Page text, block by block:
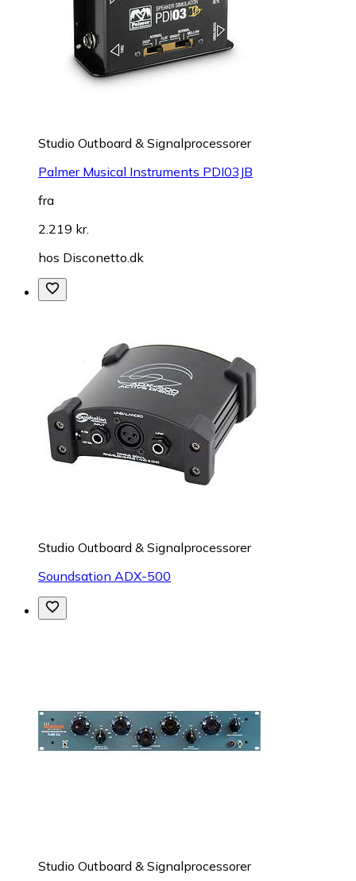
Studio Outboard & Signalprocessorer
Palmer Musical Instruments PDI03JB
fra
2.219 kr.
hos Disconetto.dk
Studio Outboard & Signalprocessorer
Soundsation ADX-500
Studio Outboard & Signalprocessorer